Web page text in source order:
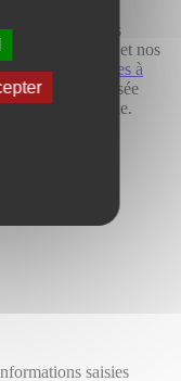
à deux bassins
à Vitré
et nos
constructibles à
, commune boisée
de l'Ille-et-Vilaine.
saisies